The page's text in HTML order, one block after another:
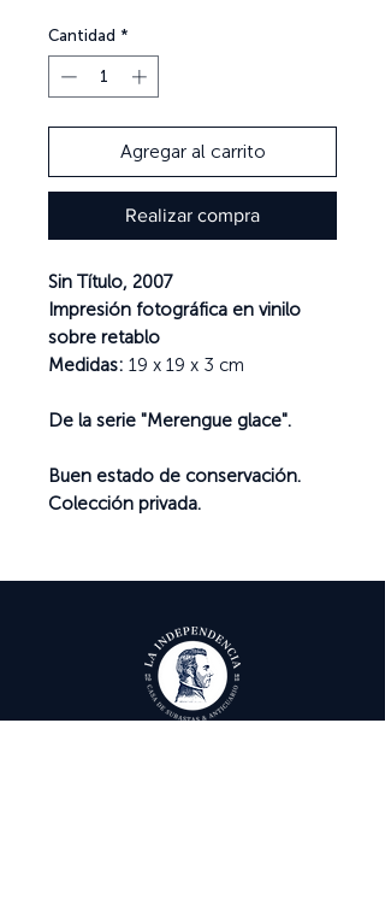
Cantidad *
Agregar al carrito
Realizar compra
Sin Título, 2007
Impresión fotográfica en vinilo
sobre retablo
Medidas: 19 x 19 x 3 cm
De la serie "Merengue glace".
Buen estado de conservación.
Colección privada.